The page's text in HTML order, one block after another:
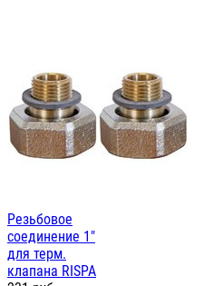
Резьбовое
соединение 1"
для терм.
клапана RISPA